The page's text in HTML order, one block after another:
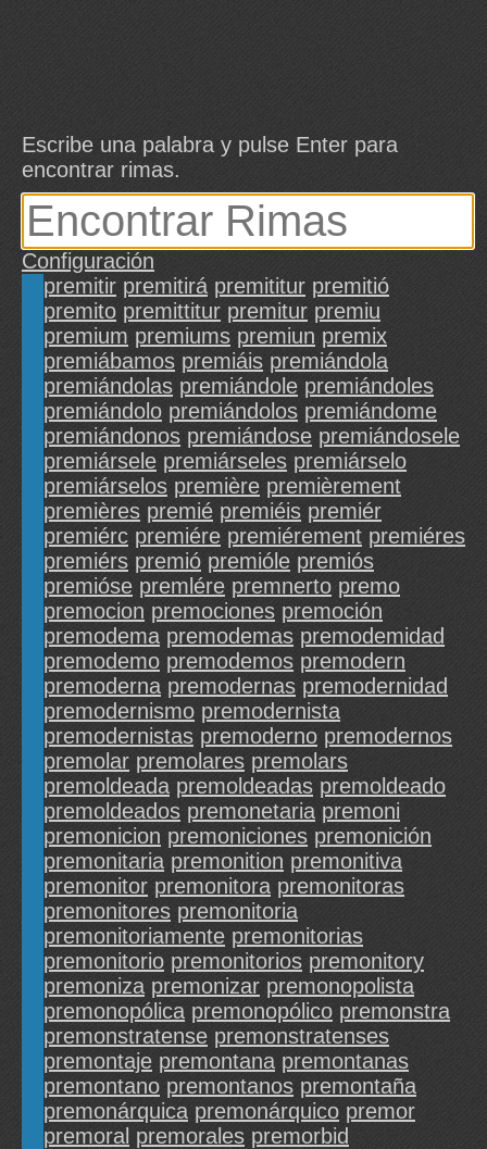
Escribe una palabra y pulse Enter para
encontrar rimas.
Configuración
premitir premitirá premititur premitió
premito premittitur premitur premiu
premium premiums premiun premix
premiábamos premiáis premiándola
premiándolas premiándole premiándoles
premiándolo premiándolos premiándome
premiándonos premiándose premiándosele
premiársele premiárseles premiárselo
premiárselos première premièrement
premières premié premiéis premiér
premiérc premiére premiérement premiéres
premiérs premió premióle premiós
premióse premlére premnerto premo
premocion premociones premoción
premodema premodemas premodemidad
premodemo premodemos premodern
premoderna premodernas premodernidad
premodernismo premodernista
premodernistas premoderno premodernos
premolar premolares premolars
premoldeada premoldeadas premoldeado
premoldeados premonetaria premoni
premonicion premoniciones premonición
premonitaria premonition premonitiva
premonitor premonitora premonitoras
premonitores premonitoria
premonitoriamente premonitorias
premonitorio premonitorios premonitory
premoniza premonizar premonopolista
premonopólica premonopólico premonstra
premonstratense premonstratenses
premontaje premontana premontanas
premontano premontanos premontaña
premonárquica premonárquico premor
premoral premorales premorbid